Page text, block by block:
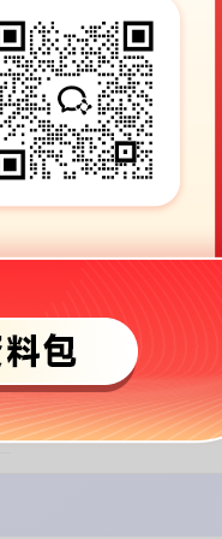
阅读FIBD生词难
阅读FIBD固定搭配
DI避雷坑
PTE阅读提升法则